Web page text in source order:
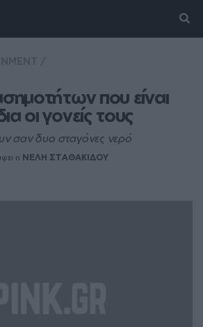
που είναι
οι γονείς τους
σαν δυο σταγόνες νερό
η ΝΕΛΗ ΣΤΑΘΑΚΙΔΟΥ